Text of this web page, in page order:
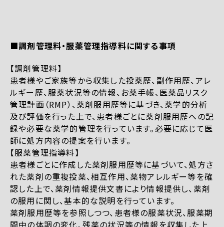
■調剤管理料・服薬管理指導料に関する事項
【調剤管理料】
患者様やご家族等から収集した投薬歴、副作用歴、アレ
ルギー歴、服薬状況等の情報、お薬手帳、医薬品リスク
管理計画（RMP）、薬剤服用歴等に基づき、薬学的分析
及び評価を行った上で、患者様ごとに薬剤服用歴への記
録や必要な薬学的管理を行っています。必要に応じて医
師に処方内容の提案を行います。
【服薬管理指導料】
患者様ごとに作成した薬剤服用歴等に基づいて、処方さ
れた薬剤の重複投薬、相互作用、薬物アレルギー等を確
認した上で、薬剤情報提供文書により情報提供し、薬剤
の服用に関し、基本的な説明を行っています。
薬剤服用歴等を参照しつつ、患者様の服薬状況、服薬期